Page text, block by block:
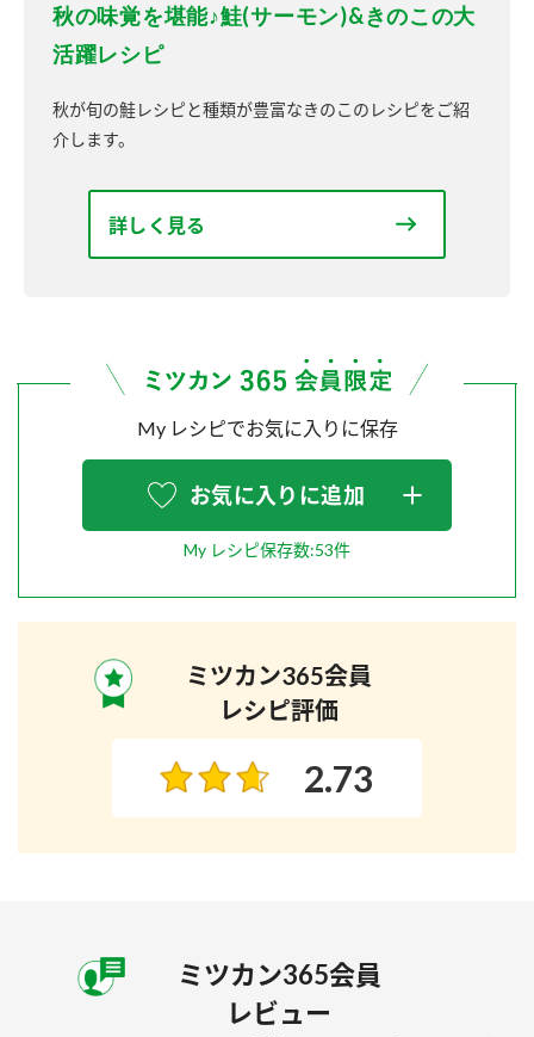
秋の味覚を堪能♪鮭(サーモン)&きのこの大
活躍レシピ
秋が旬の鮭レシピと種類が豊富なきのこのレシピをご紹
介します。
詳しく見る
My レシピでお気に入りに保存
お気に入りに追加
My レシピ保存数:53件
ミツカン365会員
レシピ評価
2.73
ミツカン365会員
レビュー